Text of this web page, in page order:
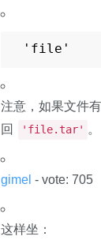
'file'
注意，如果文件
回
'file.tar' 。
gimel - vote: 705
这样坐：